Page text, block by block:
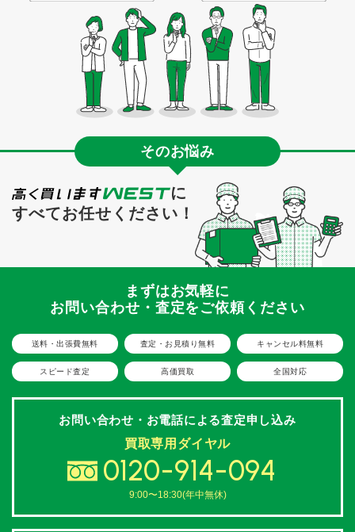
そのお悩み
に
すべてお任せください！
まずはお気軽に
お問い合わせ・査定をご依頼ください
送料・出張費無料 査定・お見積り無料 キャンセル料無料
スピード査定 高価買取 全国対応
お問い合わせ・お電話による査定申し込み
買取専用ダイヤル
0120-914-094
9:00〜18:30(年中無休)